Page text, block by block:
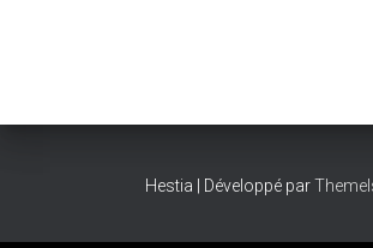
Hestia | Développé par